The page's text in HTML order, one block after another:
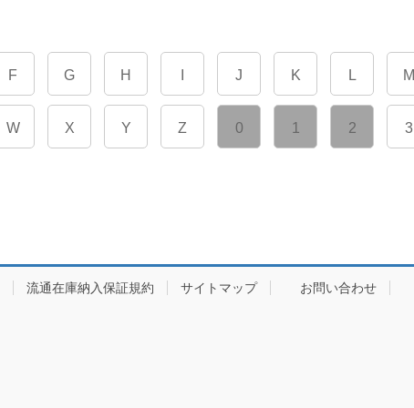
F G H J K L M
W X Y Z 0 1 2 3
流通在庫納入保証規約 サイトマップ お問い合わせ